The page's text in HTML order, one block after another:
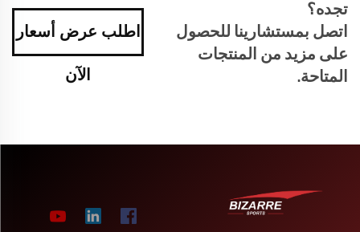
تجده؟
اتصل بمستشارينا للحصول
على مزيد من المنتجات
المتاحة.
اطلب عرض أسعار
الآن